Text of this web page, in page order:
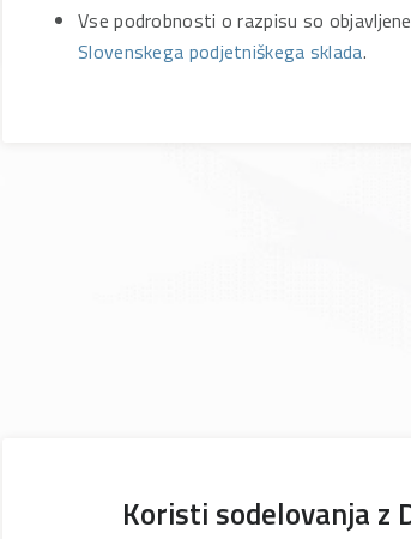
Vse podrobnosti o razpisu so
Slovenskega podjetniškega sklada.
Koristi sodelovanja z